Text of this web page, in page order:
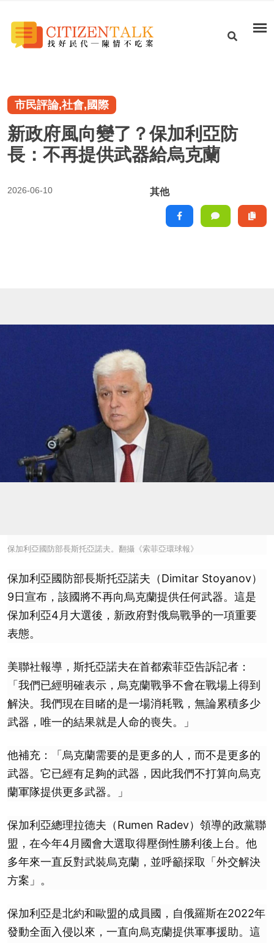
市民評論,社會,國際
新政府風向變了？保加利亞防
長：不再提供武器給烏克蘭
2026-06-10 其他
保加利亞國防部長斯托亞諾夫。翻攝《索菲亞環球報》
保加利亞國防部長斯托亞諾夫（Dimitar Stoyanov）
9日宣布，該國將不再向烏克蘭提供任何武器。這是
保加利亞4月大選後，新政府對俄烏戰爭的一項重要
表態。
美聯社報導，斯托亞諾夫在首都索菲亞告訴記者：
「我們已經明確表示，烏克蘭戰爭不會在戰場上得到
解決。我們現在目睹的是一場消耗戰，無論累積多少
武器，唯一的結果就是人命的喪失。」
他補充：「烏克蘭需要的是更多的人，而不是更多的
武器。它已經有足夠的武器，因此我們不打算向烏克
蘭軍隊提供更多武器。」
保加利亞總理拉德夫（Rumen Radev）領導的政黨聯
盟，在今年4月國會大選取得壓倒性勝利後上台。他
多年來一直反對武裝烏克蘭，並呼籲採取「外交解決
方案」。
保加利亞是北約和歐盟的成員國，自俄羅斯在2022年
發動全面入侵以來，一直向烏克蘭提供軍事援助。這